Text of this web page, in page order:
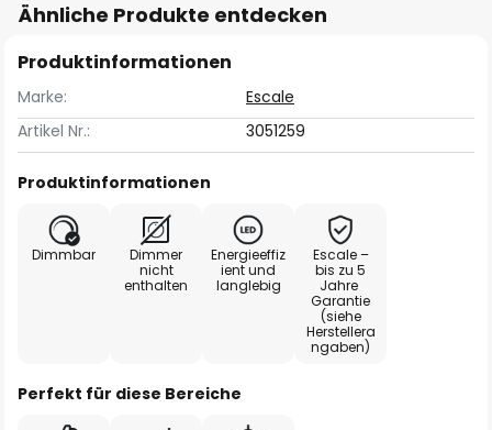
Ähnliche Produkte entdecken
Produktinformationen
Marke:
Escale
Artikel Nr.:
3051259
Produktinformationen
Dimmbar
Dimmer
nicht
enthalten
Energieeffiz
ient und
langlebig
Escale –
bis zu 5
Jahre
Garantie
(siehe
Herstellera
ngaben)
Perfekt für diese Bereiche